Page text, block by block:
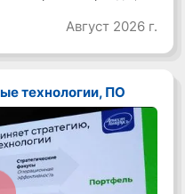
Август 2026 г.
технологии, ПО